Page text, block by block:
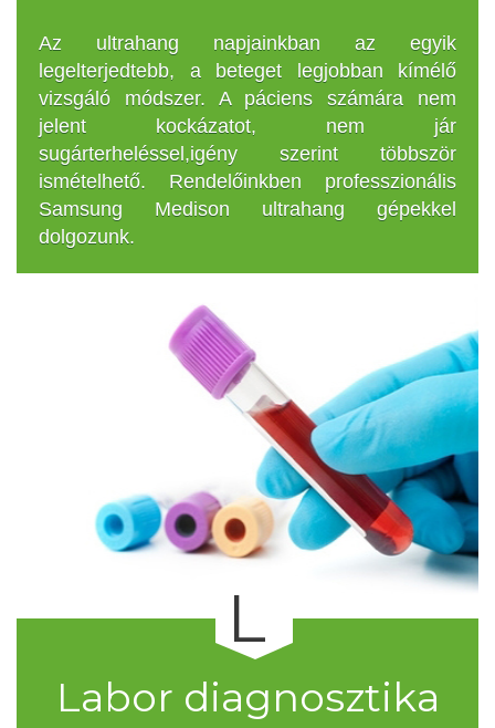
Az ultrahang napjainkban az egyik
legelterjedtebb, a beteget legjobban kímélő
vizsgáló módszer. A páciens számára nem
jelent kockázatot, nem jár
sugárterheléssel,igény szerint többször
ismételhető. Rendelőinkben professzionális
Samsung Medison ultrahang gépekkel
dolgozunk.
L
Labor diagnosztika